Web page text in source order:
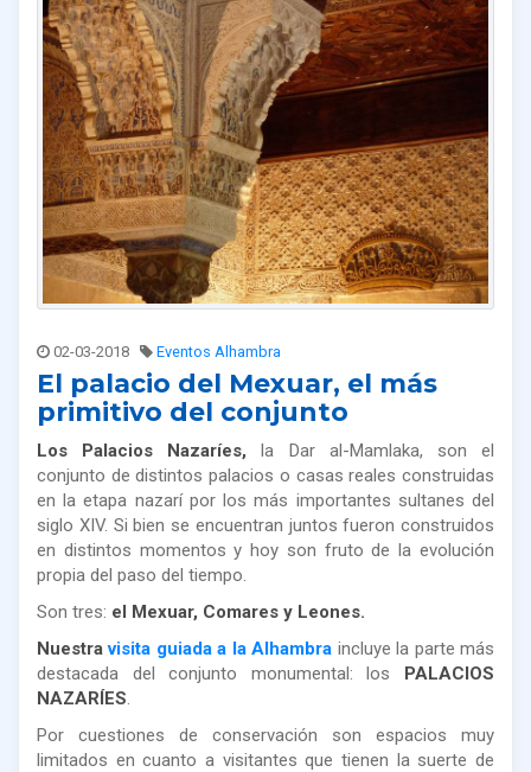
02-03-2018 Eventos Alhambra
El palacio del Mexuar, el más
primitivo del conjunto
Los Palacios Nazaríes, la Dar al-Mamlaka, son el
conjunto de distintos palacios o casas reales construidas
en la etapa nazarí por los más importantes sultanes del
siglo XIV. Si bien se encuentran juntos fueron construidos
en distintos momentos y hoy son fruto de la evolución
propia del paso del tiempo.
Son tres: el Mexuar, Comares y Leones.
Nuestravisita guiada a la Alhambra incluye la parte más
destacada del conjunto monumental: los PALACIOS
NAZARÍES.
Por cuestiones de conservación son espacios muy
limitados en cuanto a visitantes que tienen la suerte de